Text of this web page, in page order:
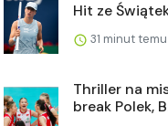
Hit ze
31 minut temu
Thriller na
break Polek,